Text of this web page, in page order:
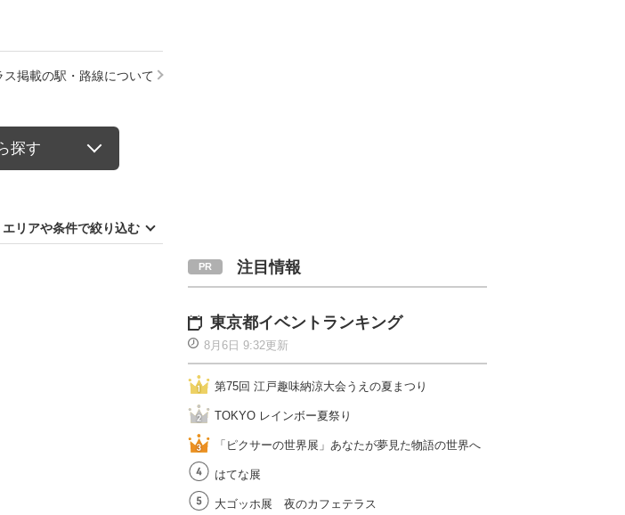
ス掲載の駅・路線について
探す
エリアや条件で絞り込む
注目情報
東京都イベントランキング
8月6日 9:32更新
第75回 江戸趣味納涼大会うえの夏まつり
TOKYO レインボー夏祭り
「ピクサーの世界展」あなたが夢見た物語の世界へ
はてな展
大ゴッホ展 夜のカフェテラス